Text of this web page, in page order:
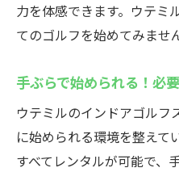
力を体感できます。ウテミ
てのゴルフを始めてみませ
手ぶらで始められる！必
ウテミルのインドアゴルフ
に始められる環境を整えて
すべてレンタルが可能で、